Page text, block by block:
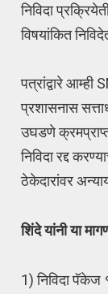
निविदा
विषयांकित
पत्रांद्वारे आम्ही
प्रशासनास
उघडणे
निविदा रद्द
ठेकेदारांवर
शिंदे यांनी या
1) निविदा पॅकेज